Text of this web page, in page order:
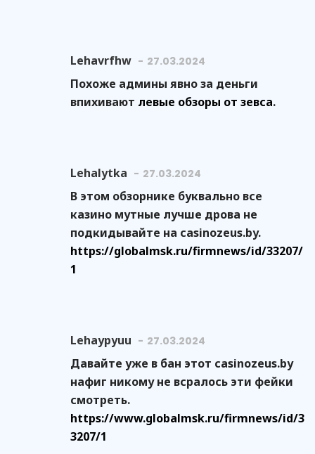
Lehavrfhw 27.03.2024
Похоже админы явно за деньги
впихивают левые обзоры от зевса.
Lehalytka 27.03.2024
В этом обзорнике буквально все
казино мутные лучше дрова не
подкидывайте на casinozeus.by.
https://globalmsk.ru/firmnews/id/33207/
1
Lehaypyuu 27.03.2024
Давайте уже в бан этот casinozeus.by
нафиг никому не всралось эти фейки
смотреть.
https://www.globalmsk.ru/firmnews/id/3
3207/1